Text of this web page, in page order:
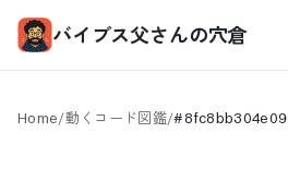
バイブス父さんの穴倉
Home/動くコード図鑑/#8fc8bb304e09